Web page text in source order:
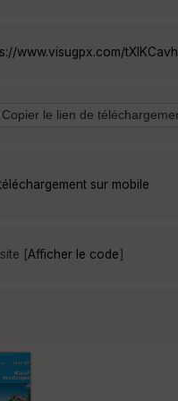
www.visugpx.com/
sur mobile
[Afficher le code]